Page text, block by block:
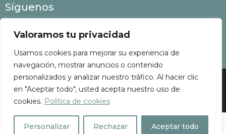
Valoramos tu privacidad
Usamos cookies para mejorar su experiencia de
navegación, mostrar anuncios o contenido
personalizados y analizar nuestro tráfico. Al hacer clic
en "Aceptar todo", usted acepta nuestro uso de
cookies. Política de cookies
Personalizar Rechazar Aceptar todo
MLS
Síguenos
Colaboria©2022 Todos los derechos reservados